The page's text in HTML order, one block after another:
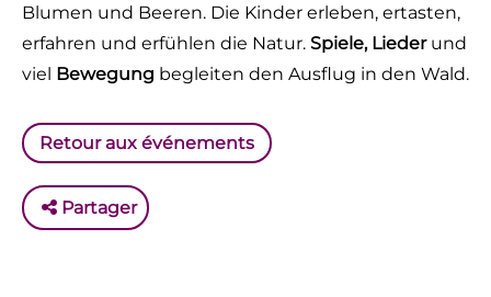
Blumen und Beeren. Die Kinder erleben, ertasten,
erfahren und erfühlen die Natur. Spiele, Liederund
viel Bewegung begleiten den Ausflug in den Wald.
Retour aux événements
Partager